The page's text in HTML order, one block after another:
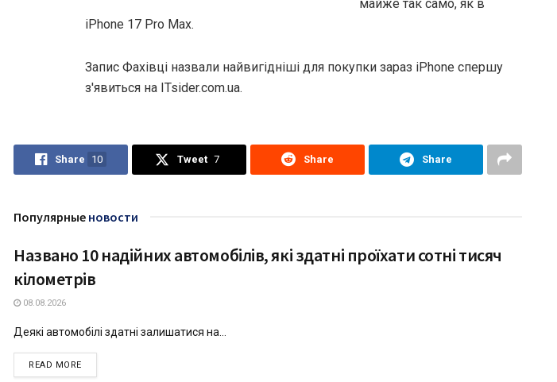
майже так само, як в
iPhone 17 Pro Max.
Запис Фахівці назвали найвигідніші для покупки зараз iPhone спершу
з'явиться на ITsider.com.ua.
Share 10 Tweet 7 Share Share
Популярные новости
ТЕХНОЛОГІЇ
Названо 10 надійних автомобілів, які здатні проїхати сотні тисяч
кілометрів
08.08.2026
Деякі автомобілі здатні залишатися на...
READ MOREDETAILS